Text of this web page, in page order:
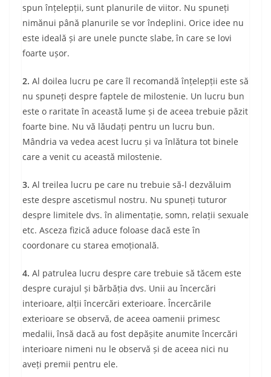
spun înțelepții, sunt planurile de viitor. Nu spuneți
nimănui până planurile se vor îndeplini. Orice idee nu
este ideală și are unele puncte slabe, în care se lovi
foarte ușor.
2. Al doilea lucru pe care îl recomandă înțelepții este să
nu spuneți despre faptele de milostenie. Un lucru bun
este o raritate în această lume și de aceea trebuie păzit
foarte bine. Nu vă lăudați pentru un lucru bun.
Mândria va vedea acest lucru și va înlătura tot binele
care a venit cu această milostenie.
3. Al treilea lucru pe care nu trebuie să-l dezvăluim
este despre ascetismul nostru. Nu spuneți tuturor
despre limitele dvs. în alimentație, somn, relații sexuale
etc. Asceza fizică aduce foloase dacă este în
coordonare cu starea emoțională.
4. Al patrulea lucru despre care trebuie să tăcem este
despre curajul și bărbăția dvs. Unii au încercări
interioare, alții încercări exterioare. Încercările
exterioare se observă, de aceea oamenii primesc
medalii, însă dacă au fost depășite anumite încercări
interioare nimeni nu le observă și de aceea nici nu
aveți premii pentru ele.